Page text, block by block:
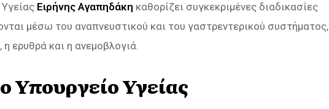
Ειρήνης Αγαπηδάκη καθορίζει συγκεκριμένες διαδικασίες
μέσω του αναπνευστικού και του γαστρεντερικού συστήματος,
ερυθρά και η ανεμοβλογιά.
Υπουργείο Υγείας